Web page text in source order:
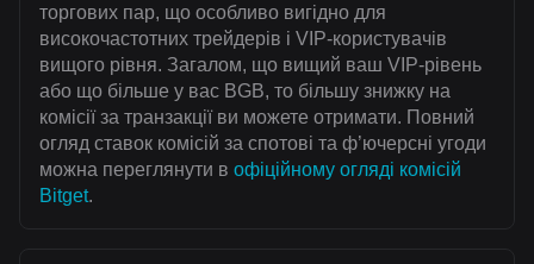
торгових пар, що особливо вигідно для
високочастотних трейдерів і VIP-користувачів
вищого рівня. Загалом, що вищий ваш VIP-рівень
або що більше у вас BGB, то більшу знижку на
комісії за транзакції ви можете отримати. Повний
огляд ставок комісій за спотові та ф’ючерсні угоди
можна переглянути в офіційному огляді комісій
Bitget.